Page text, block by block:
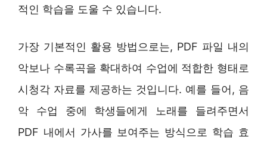
적인 학습을 도울 수 있습니다.
가장 기본적인 활용 방법으로는, PDF 파일 내의
악보나 수록곡을 확대하여 수업에 적합한 형태로
시청각 자료를 제공하는 것입니다. 예를 들어, 음
악 수업 중에 학생들에게 노래를 들려주면서
PDF 내에서 가사를 보여주는 방식으로 학습 효